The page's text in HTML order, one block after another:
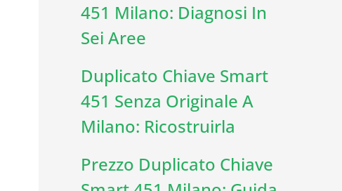
451 Milano: Diagnosi In
Sei Aree
Duplicato Chiave Smart
451 Senza Originale A
Milano: Ricostruirla
Prezzo Duplicato Chiave